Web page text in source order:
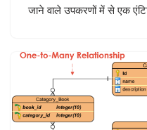
जाने वाले उपकरणों में से एक